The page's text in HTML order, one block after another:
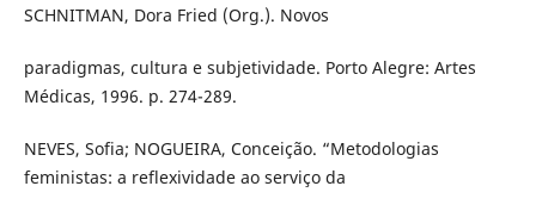
SCHNITMAN, Dora Fried (Org.). Novos
paradigmas, cultura e subjetividade. Porto Alegre: Artes
Médicas, 1996. p. 274-289.
NEVES, Sofia; NOGUEIRA, Conceição. “Metodologias
feministas: a reflexividade ao serviço da